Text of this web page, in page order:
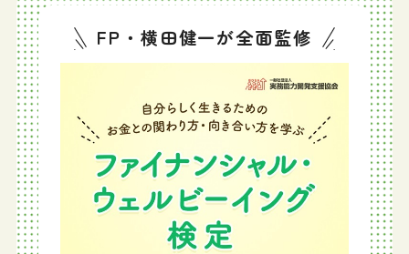
FP・横田健一が全面監修